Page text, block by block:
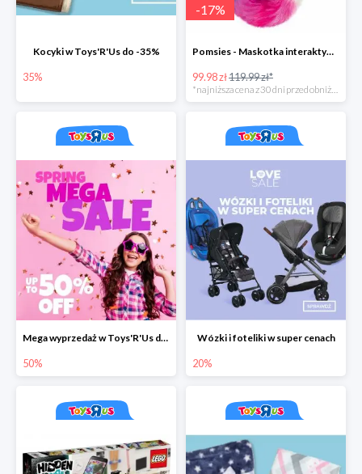
Kocyki w Toys'R'Us do -35%
35%
-17%
Pomsies - Maskotka interaktywna w super cenie
99.98 zł119.99 zł*
Mega wyprzedaż w Toys'R'Us do -50%
50%
Wózki i foteliki w super cenach
20%